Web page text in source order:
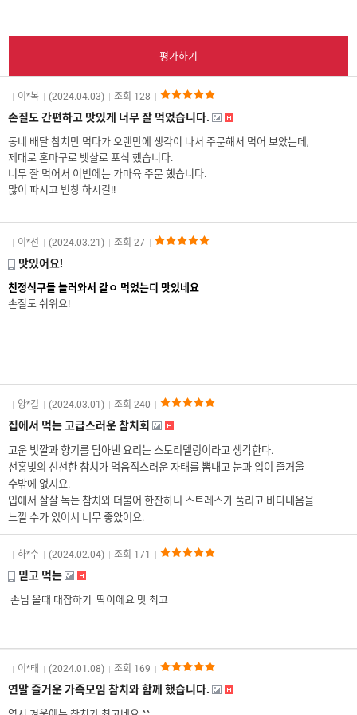
이*복 (2024.04.03) 조회 128
손질도 간편하고 맛있게 너무 잘 먹었습니다.
동네 배달 참치만 먹다가 오랜만에 생각이 나서 주문해서 먹어 보았는데,
제대로 혼마구로 뱃살로 포식 했습니다.
너무 잘 먹어서 이번에는 가마육 주문 했습니다.
많이 파시고 번창 하시길!!
이*선 (2024.03.21) 조회 27
맛있어요!
친정식구들 놀러와서 같ㅇ 먹었는디 맛있네요
손질도 쉬워요!
양*길 (2024.03.01) 조회 240
집에서 먹는 고급스러운 참치회
고운 빛깔과 향기를 담아낸 요리는 스토리텔링이라고 생각한다.
선홍빛의 신선한 참치가 먹음직스러운 자태를 뽐내고 눈과 입이 즐거울
수밖에 없지요.
입에서 살살 녹는 참치와 더불어 한잔하니 스트레스가 풀리고 바다내음을
느낄 수가 있어서 너무 좋았어요.
하*수 (2024.02.04) 조회 171
믿고 먹는
손님 올때 대잡하기 딱이에요 맛 최고
이*태 (2024.01.08) 조회 169
연말 즐거운 가족모임 참치와 함께 했습니다.